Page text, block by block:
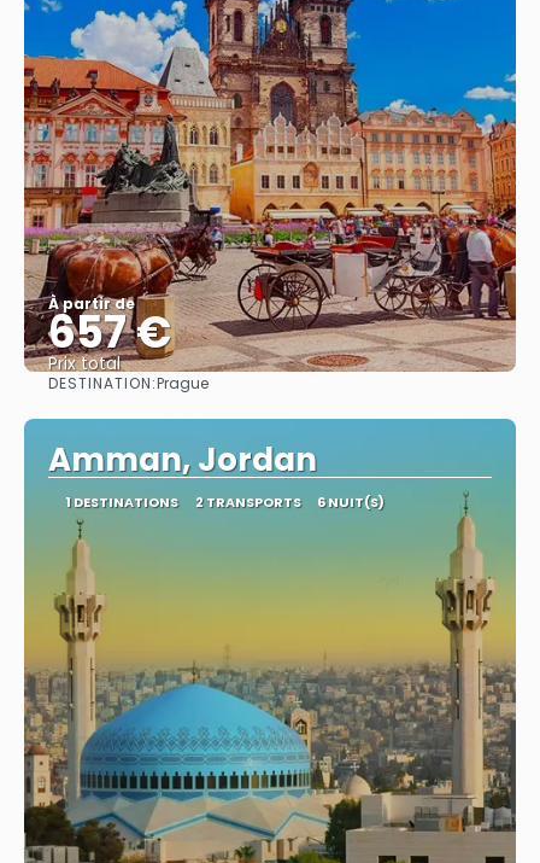
À partir de
657 €
Prix ​​total
DESTINATION:Prague
Amman, Jordan
1 DESTINATIONS 2 TRANSPORTS 6 NUIT(S)